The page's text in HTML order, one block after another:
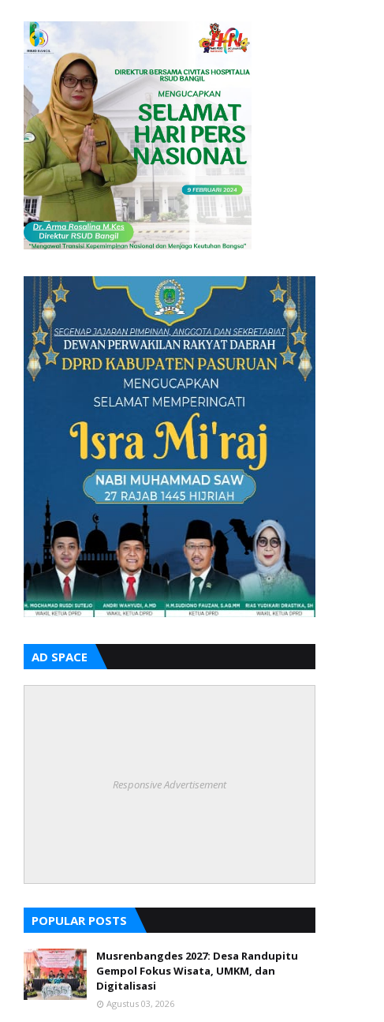
AD SPACE
Responsive Advertisement
POPULAR POSTS
Musrenbangdes 2027: Desa Randupitu
Gempol Fokus Wisata, UMKM, dan
Digitalisasi
Agustus 03, 2026